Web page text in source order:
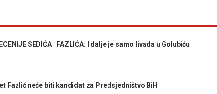
SEDIĆA I FAZLIĆA: I dalje je samo livada u Golubiću
Fazlić neće biti kandidat za Predsjedništvo BiH